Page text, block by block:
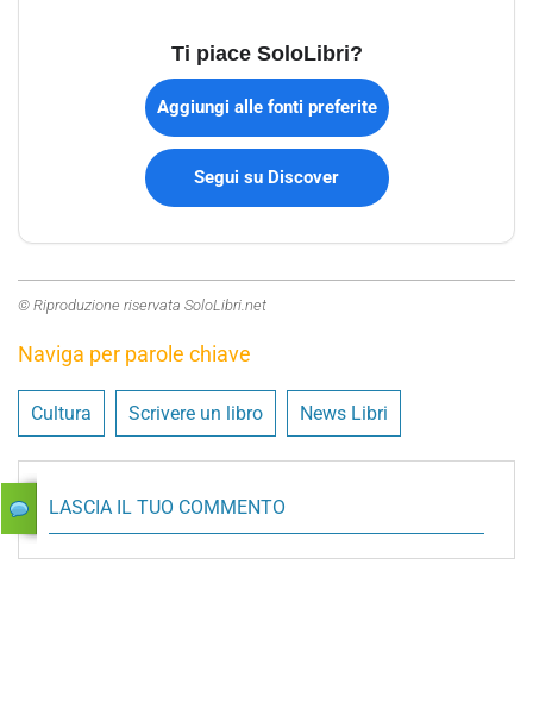
Ti piace SoloLibri?
Aggiungi alle fonti preferite
Segui su Discover
© Riproduzione riservata SoloLibri.net
Naviga per parole chiave
Cultura Scrivere un libro News Libri
LASCIA IL TUO COMMENTO